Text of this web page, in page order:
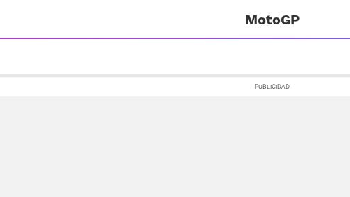
MotoGP